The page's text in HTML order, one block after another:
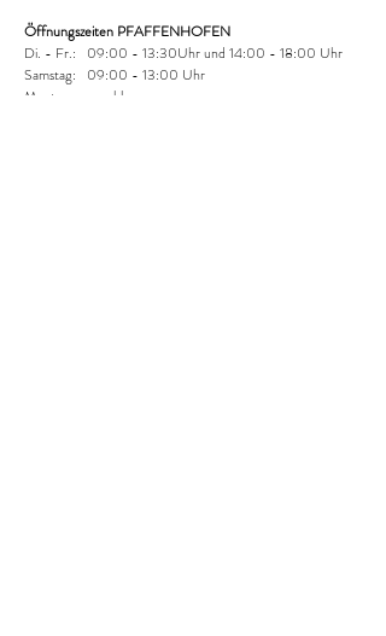
Öffnungszeiten PFAFFENHOFEN
Di. - Fr.: 09:00 - 13:30Uhr und 14:00 - 18:00 Uhr
Samstag: 09:00 - 13:00 Uhr
Montag: geschlossen